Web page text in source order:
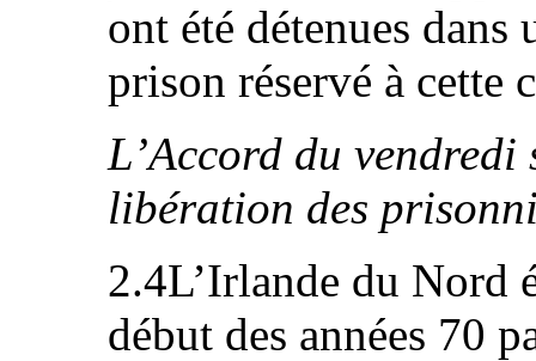
ont été détenues dans
prison réservé à cette
L’Accord du
libération des
2.4L’Irlande du Nord
début des années 70